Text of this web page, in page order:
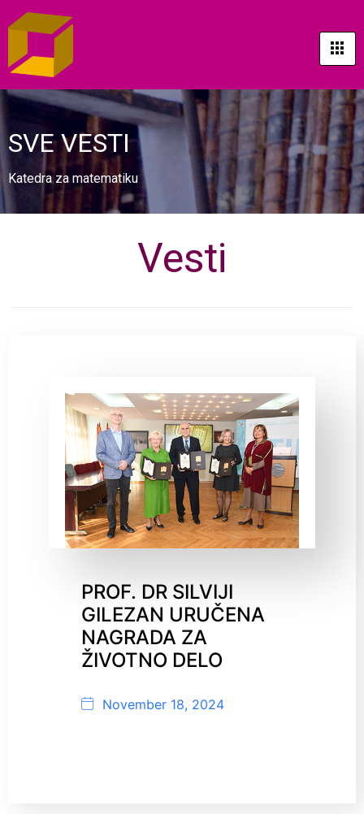
SVE VESTI
Katedra za matematiku
Vesti
PROF. DR SILVIJI
GILEZAN URUČENA
NAGRADA ZA
ŽIVOTNO DELO
November 18, 2024